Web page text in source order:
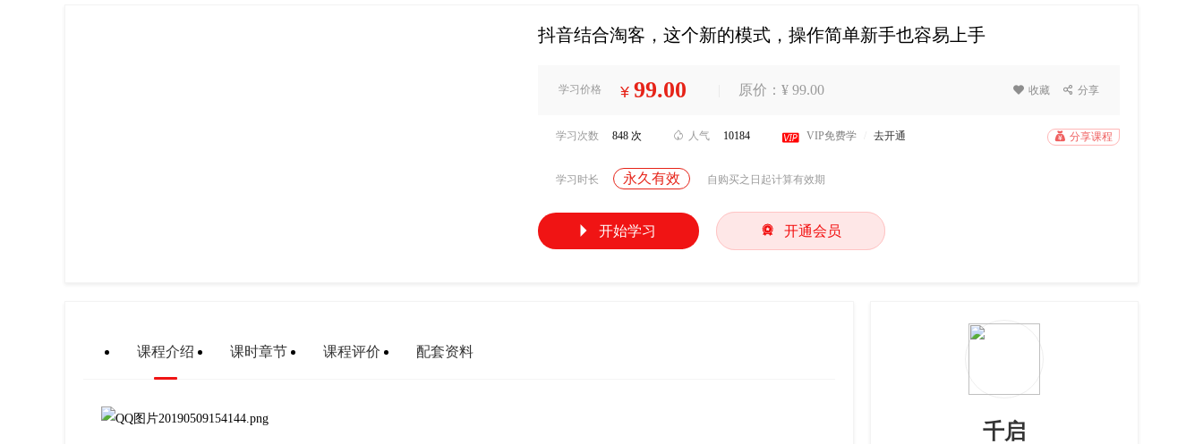
抖音结合淘客，这个新的模式，操作简单新手也容易上手
学习价格 ¥ 99.00 原价：¥ 99.00  收藏  分享
学习次数 848 次  人气 10184  VIP免费学 去开通  分享课程
学习时长 永久有效 自购买之日起计算有效期
 开始学习  开通会员
课程介绍 课时章节 课程评价 配套资料
千启